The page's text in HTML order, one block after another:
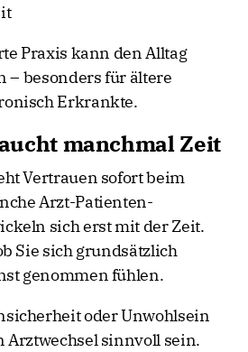
Praxis kann den Alltag
– besonders für ältere
Erkrankte.
manchmal Zeit
Vertrauen sofort beim
Arzt-Patienten-
sich erst mit der Zeit.
Sie sich grundsätzlich
genommen fühlen.
oder Unwohlsein
Arztwechsel sinnvoll sein.